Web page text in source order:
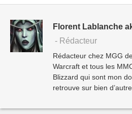
Florent Lablanche
- Rédacteur
Rédacteur chez MGG
Warcraft et tous les
Blizzard qui sont mon
retrouve sur bien